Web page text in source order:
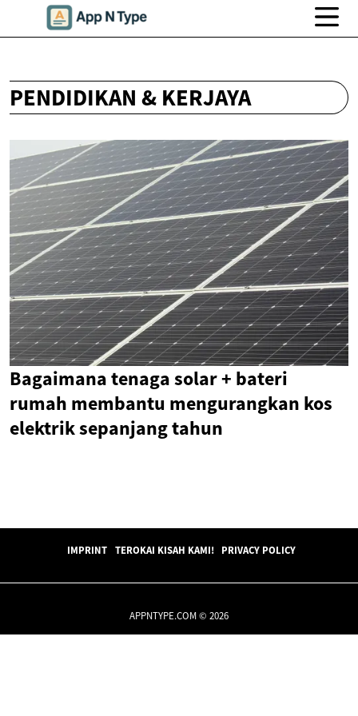
PENDIDIKAN & KERJAYA
Bagaimana tenaga solar + bateri
rumah membantu mengurangkan kos
elektrik sepanjang tahun
IMPRINT TEROKAI KISAH KAMI! PRIVACY POLICY
APPNTYPE.COM © 2026